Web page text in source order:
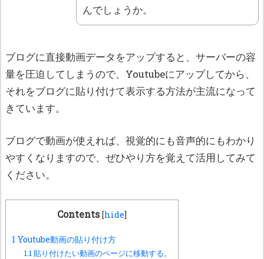
んでしょうか。
ブログに直接動画データをアップすると、サーバーの容
量を圧迫してしまうので、Youtubeにアップしてから、
それをブログに貼り付けて表示する方法が主流になって
きています。
ブログで動画が使えれば、視覚的にも音声的にもわかり
やすくなりますので、ぜひやり方を覚えて活用してみて
ください。
Contents [hide]
1 Youtube動画の貼り付け方
1.1 貼り付けたい動画のページに移動する。